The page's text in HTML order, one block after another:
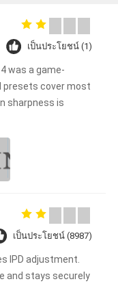
เป็นประโยชน์ (1)
was a game-
presets cover most
sharpness is
เป็นประโยชน์ (8987)
IPD adjustment.
and stays securely